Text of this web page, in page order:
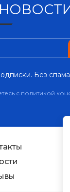
Без
с политикой